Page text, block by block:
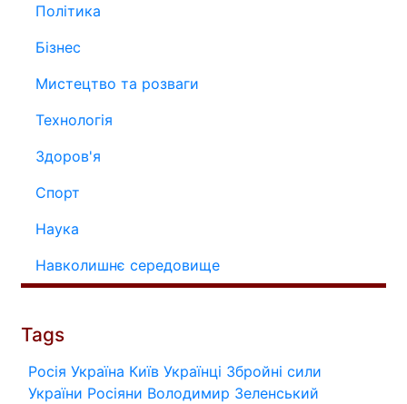
Політика
Бізнес
Мистецтво та розваги
Технологія
Здоров'я
Спорт
Наука
Навколишнє середовище
Tags
Росія Україна Київ Українці Збройні сили
України Росіяни Володимир Зеленський